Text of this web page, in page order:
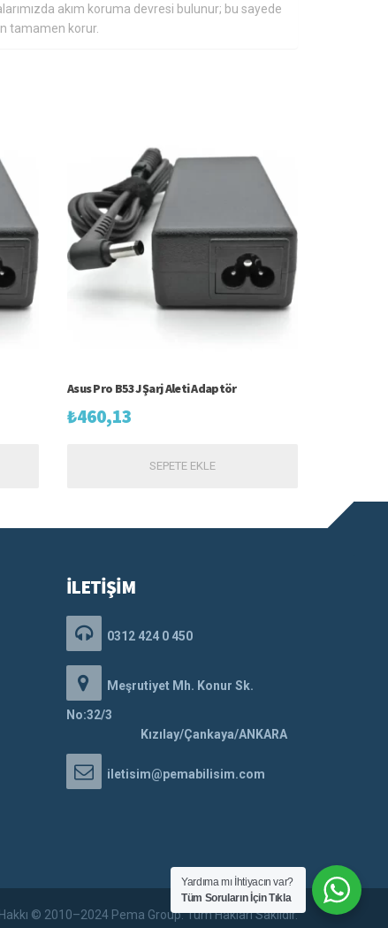
akım koruma devresi bulunur; bu sayede
tamamen korur.
Asus Pro B53J Şarj Aleti Adaptör
₺460,13
SEPETE EKLE
İLETİŞİM
0312 424 0 450
Meşrutiyet Mh. Konur Sk.
No:32/3
Kızılay/Çankaya/ANKARA
iletisim@pemabilisim.com
© 2010–2024 Pema Group. Tüm Hakları Saklıdır.
Yardıma mı İhtiyacın var?
Tüm Soruların İçin Tıkla